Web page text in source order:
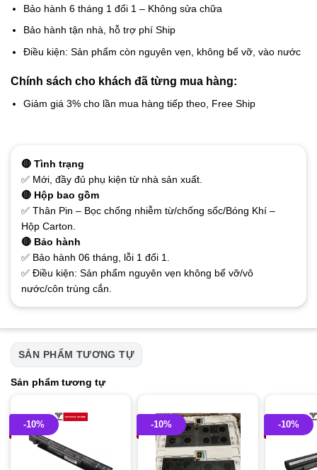
Bảo hành 6 tháng 1 đổi 1 – Không sửa chữa
Bảo hành tận nhà, hỗ trợ phí Ship
Điều kiện: Sản phẩm còn nguyên vẹn, không bể vỡ, vào nước
Chính sách cho khách đã từng mua hàng:
Giảm giá 3% cho lần mua hàng tiếp theo, Free Ship
🔴 Tình trạng
✅ Mới, đầy đủ phụ kiện từ nhà sản xuất.
🔴 Hộp bao gồm
✅ Thân Pin – Bọc chống nhiễm từ/chống sốc/Bóng Khí –
Hộp Carton.
🔴 Bảo hành
✅ Bảo hành 06 tháng, lỗi 1 đổi 1.
✅ Điều kiện: Sản phẩm nguyên vẹn không bể vỡ/vô
nước/côn trùng cắn.
SẢN PHẨM TƯƠNG TỰ
Sản phẩm tương tự
-10% -10% -10%